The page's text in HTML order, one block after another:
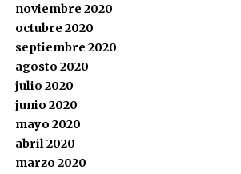
noviembre 2020
octubre 2020
septiembre 2020
agosto 2020
julio 2020
junio 2020
mayo 2020
abril 2020
marzo 2020